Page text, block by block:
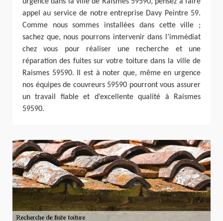
urgence dans la ville de Raismes 59590, pensez à faire
appel au service de notre entreprise Davy Peintre 59.
Comme nous sommes installées dans cette ville ;
sachez que, nous pourrons intervenir dans l’immédiat
chez vous pour réaliser une recherche et une
réparation des fuites sur votre toiture dans la ville de
Raismes 59590. Il est à noter que, même en urgence
nos équipes de couvreurs 59590 pourront vous assurer
un travail fiable et d’excellente qualité à Raismes
59590.